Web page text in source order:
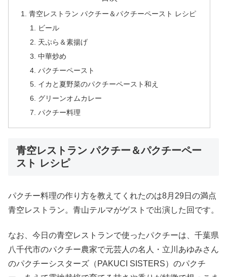
青空レストラン パクチー＆パクチーペースト レシピ
ビール
天ぷら＆素揚げ
中華炒め
パクチーペースト
イカと夏野菜のパクチーペースト和え
グリーンオムカレー
パクチー料理
青空レストラン パクチー＆パクチーペー
スト レシピ
パクチー料理の作り方を教えてくれたのは8月29日の満点
青空レストラン。青山テルマがゲストで出演した回です。
なお、今日の青空レストランで使ったパクチーは、千葉県
八千代市のパクチー農家で元芸人の名人・立川あゆみさん
のパクチーシスターズ（PAKUCI SISTERS）のパクチ